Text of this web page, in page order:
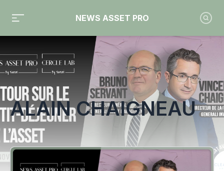
NEWS ASSET PRO
Toute l'actualité sur le tag "Alain Chaigneau"
ALAIN CHAIGNEAU